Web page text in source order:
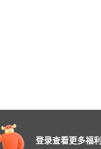
登录查看更多福